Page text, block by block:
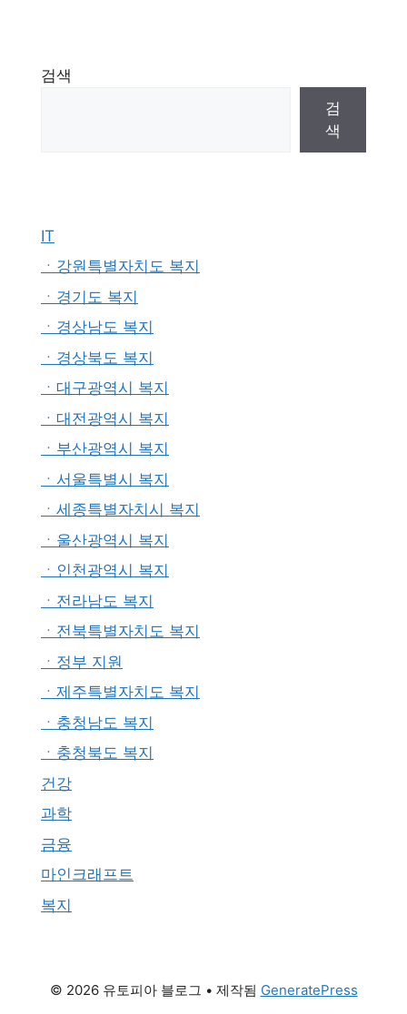
검색
검
색
IT
ㆍ강원특별자치도 복지
ㆍ경기도 복지
ㆍ경상남도 복지
ㆍ경상북도 복지
ㆍ대구광역시 복지
ㆍ대전광역시 복지
ㆍ부산광역시 복지
ㆍ서울특별시 복지
ㆍ세종특별자치시 복지
ㆍ울산광역시 복지
ㆍ인천광역시 복지
ㆍ전라남도 복지
ㆍ전북특별자치도 복지
ㆍ정부 지원
ㆍ제주특별자치도 복지
ㆍ충청남도 복지
ㆍ충청북도 복지
건강
과학
금융
마인크래프트
복지
© 2026 유토피아 블로그 • 제작됨 GeneratePress